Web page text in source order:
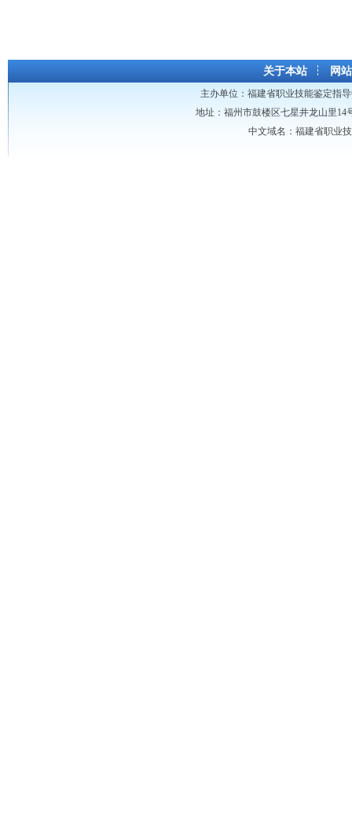
关于本站 网
主办单位： 福建省职业技能鉴定指
地址：福州市鼓楼区七星井龙山里14
中文域名：福建省职业